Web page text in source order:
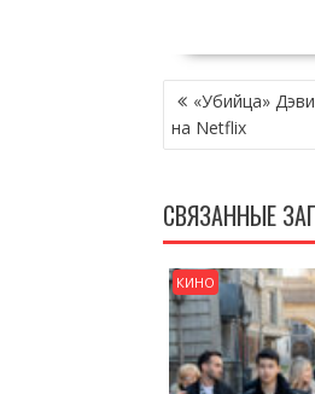
НАВИГАЦИЯ
ПО
ЗАПИСЯМ
«Убийца»
на Netflix
СВЯЗАННЫЕ
КИНО